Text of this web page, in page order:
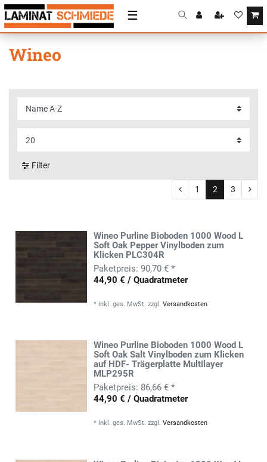
☰
Wineo
Filter
1 2 3
Wineo Purline Bioboden 1000 Wood L
Soft Oak Pepper Vinylboden zum
Klicken PLC304R
90,70 € *
44,90 € / Quadratmeter
* inkl. ges. MwSt. zzgl.Versandkosten
Wineo Purline Bioboden 1000 Wood L
Soft Oak Salt Vinylboden zum Klicken
auf HDF- Trägerplatte Multilayer
MLP295R
86,66 € *
44,90 € / Quadratmeter
* inkl. ges. MwSt. zzgl.Versandkosten